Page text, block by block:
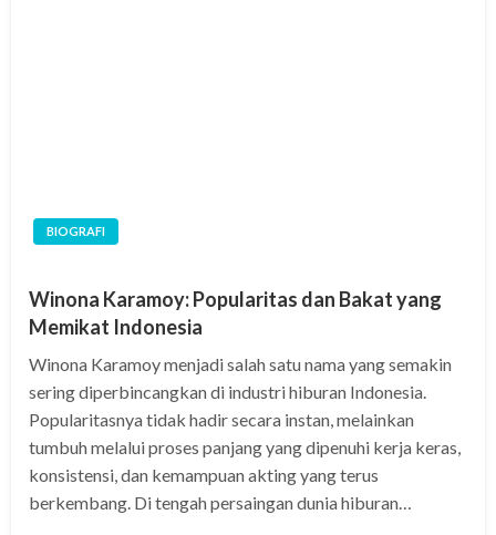
BIOGRAFI
Winona Karamoy: Popularitas dan Bakat yang
Memikat Indonesia
Winona Karamoy menjadi salah satu nama yang semakin
sering diperbincangkan di industri hiburan Indonesia.
Popularitasnya tidak hadir secara instan, melainkan
tumbuh melalui proses panjang yang dipenuhi kerja keras,
konsistensi, dan kemampuan akting yang terus
berkembang. Di tengah persaingan dunia hiburan…